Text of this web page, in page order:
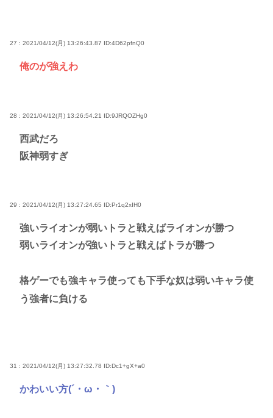
27 : 2021/04/12(月) 13:26:43.87 ID:4D62pfnQ0
俺のが強えわ
28 : 2021/04/12(月) 13:26:54.21 ID:9JRQOZHg0
西武だろ
阪神弱すぎ
29 : 2021/04/12(月) 13:27:24.65 ID:Pr1q2xIH0
強いライオンが弱いトラと戦えばライオンが勝つ
弱いライオンが強いトラと戦えばトラが勝つ
格ゲーでも強キャラ使っても下手な奴は弱いキャラ使
う強者に負ける
31 : 2021/04/12(月) 13:27:32.78 ID:Dc1+gX+a0
かわいい方(´・ω・｀)